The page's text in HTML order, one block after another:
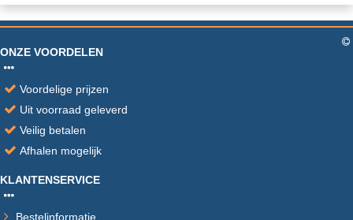
ONZE VOORDELEN
Voordelige prijzen
Uit voorraad geleverd
Veilig betalen
Afhalen mogelijk
KLANTENSERVICE
Bestelinformatie